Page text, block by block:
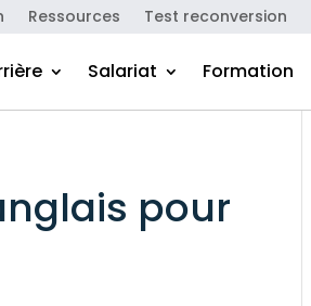
Ressources Test reconversion
Salariat Formation
pour